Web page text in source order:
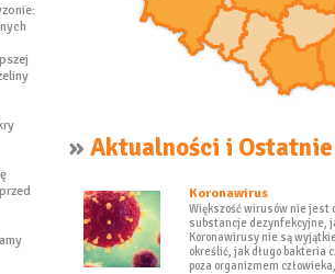
» Aktualności i
Koronawirus
Większość wirusów nie jest
substancje dezynfekcyjne,
Koronawirusy nie są
określić, jak długo bakteria
poza organizmem